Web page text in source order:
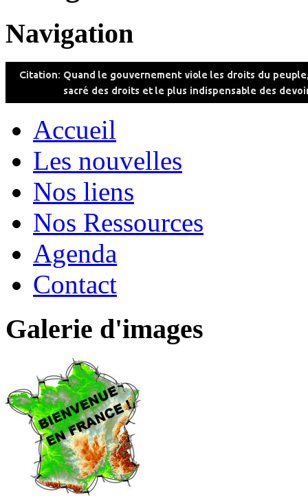
Navigation
Accueil
Les nouvelles
Nos liens
Nos Ressources
Agenda
Contact
Galerie d'images